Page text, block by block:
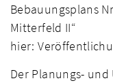
Bebauungsplans
Mitterfeld II“
hier:
Der Planungs-